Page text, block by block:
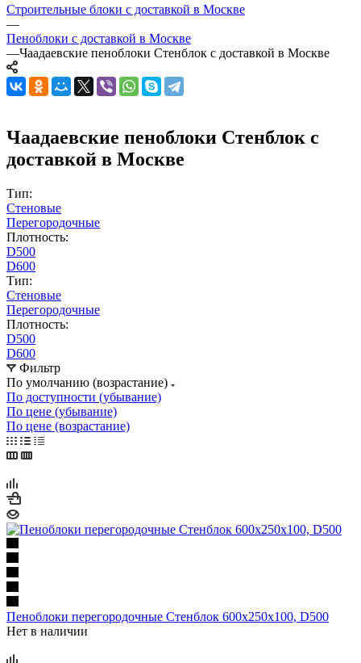
Строительные блоки с доставкой в Москве
—
Пеноблоки с доставкой в Москве
—Чаадаевские пеноблоки Стенблок с доставкой в Москве
Чаадаевские пеноблоки Стенблок с
доставкой в Москве
Тип:
Стеновые
Перегородочные
Плотность:
D500
D600
Тип:
Стеновые
Перегородочные
Плотность:
D500
D600
Фильтр
По умолчанию (возрастание)
По доступности (убывание)
По цене (убывание)
По цене (возрастание)
Пеноблоки перегородочные Стенблок 600х250х100, D500
Нет в наличии